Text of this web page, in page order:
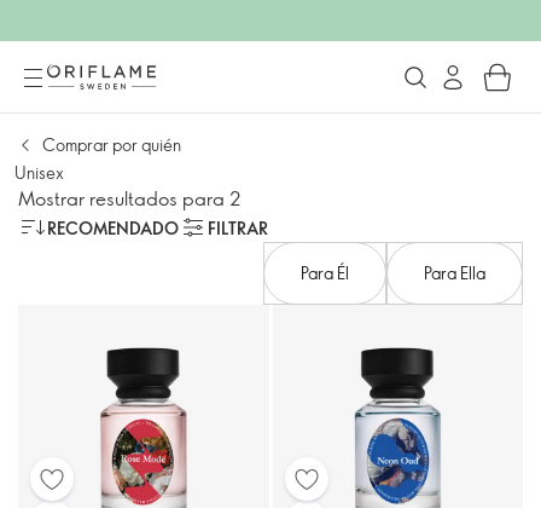
Comprar por quién
Unisex
Mostrar resultados para 2
RECOMENDADO
FILTRAR
Para Él
Para Ella